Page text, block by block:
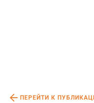
ПЕРЕЙТИ К